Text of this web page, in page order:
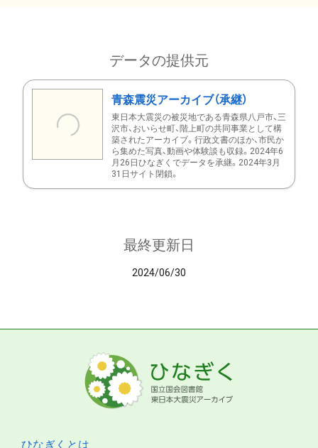
データの提供元
青森震災アーカイブ（承継）
東日本大震災の被災地である青森県八戸市、三
沢市、おいらせ町、階上町の共同事業として構
築されたアーカイブ。行政文書のほか、市民か
ら集めた写真、動画や体験談も収録。2024年6
月26日ひなぎくでデータを承継。2024年3月
31日サイト閉鎖。
最終更新日
2024/06/30
ひなぎくとは